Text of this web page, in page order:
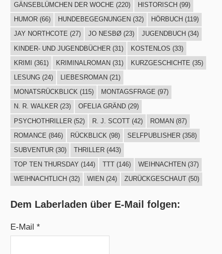
GÄNSEBLÜMCHEN DER WOCHE (220) HISTORISCH (99)
HUMOR(66) HUNDEBEGEGNUNGEN (32) HÖRBUCH (119)
JAY NORTHCOTE (27) JO NESBØ(23) JUGENDBUCH (34)
KINDER- UND JUGENDBÜCHER(31) KOSTENLOS (33)
KRIMI
(361) KRIMINALROMAN (31) KURZGESCHICHTE (35)
LESUNG(24) LIEBESROMAN (21)
MONATSRÜCKBLICK(115) MONTAGSFRAGE (97)
N. R. WALKER(23) OFELIA GRÄND(29)
PSYCHOTHRILLER(52) R. J. SCOTT(42) ROMAN(87)
ROMANCE (846) RÜCKBLICK (98) SELFPUBLISHER(358)
SUBVENTUR(30) THRILLER(443)
TOP TEN THURSDAY (144) TTT(146) WEIHNACHTEN (37)
WEIHNACHTLICH (32) WIEN (24) ZURÜCKGESCHAUT(50)
Dem Laberladen über E-Mail folgen:
E-Mail *